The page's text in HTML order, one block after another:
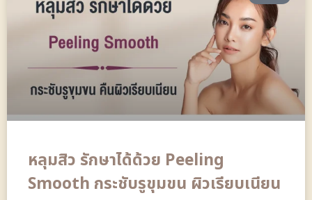
หลุมสิว รักษาได้ด้วย Peeling
Smooth กระชับรูขุมขน ผิวเรียบเนียน